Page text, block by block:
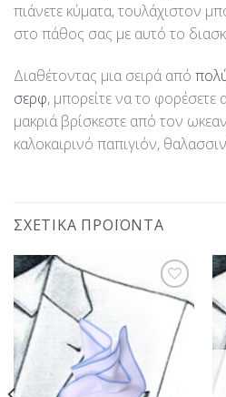
πιάνετε κύματα, τουλάχιστον
στο πάθος σας με αυτό το
Διαθέτοντας μια σειρά από
σερφ, μπορείτε να το φορέσετε
μακριά βρίσκεστε από τον
καλοκαιρινό παπιγιόν,
ΣΧΕΤΙΚΆ ΠΡΟΪΌΝΤΑ
Προσθήκη
στη Λίστα
Επιθυμίας